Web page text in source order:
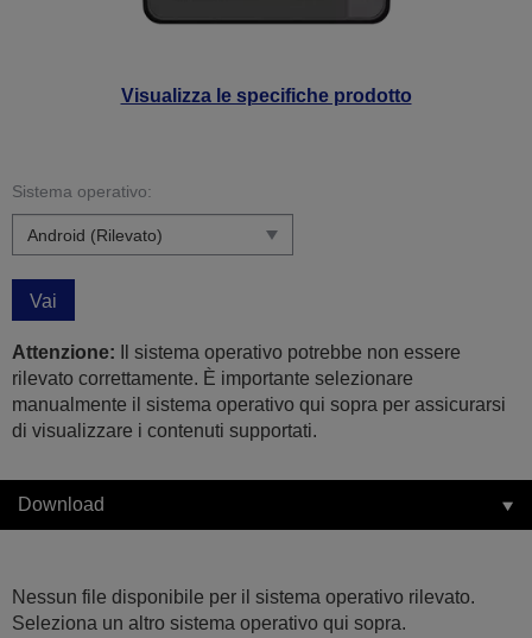
Visualizza le specifiche prodotto
Sistema operativo:
Vai
Attenzione: Il sistema operativo potrebbe non essere
rilevato correttamente. È importante selezionare
manualmente il sistema operativo qui sopra per assicurarsi
di visualizzare i contenuti supportati.
Download
Nessun file disponibile per il sistema operativo rilevato.
Seleziona un altro sistema operativo qui sopra.